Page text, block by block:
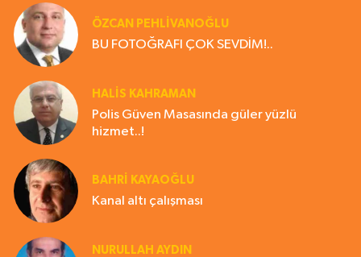
ÖZCAN PEHLİVANOĞLU
BU FOTOĞRAFI ÇOK SEVDİM!..
HALIS KAHRAMAN
Polis Güven Masasında güler yüzlü
hizmet..!
BAHRI KAYAOĞLU
Kanal altı çalışması
NURULLAH AYDIN